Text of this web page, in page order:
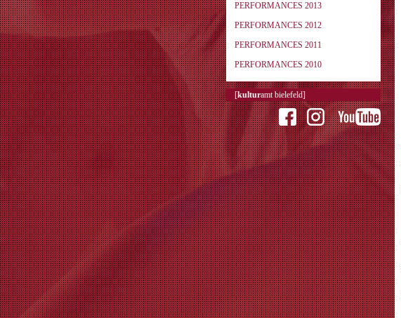
PERFORMANCES 2013
PERFORMANCES 2012
PERFORMANCES 2011
PERFORMANCES 2010
[kulturamt bielefeld]